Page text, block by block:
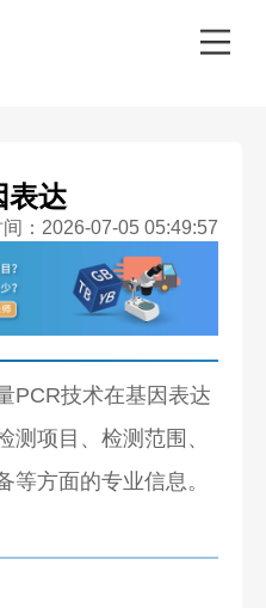
表达
：2026-07-05 05:49:57
PCR技术在基因表达
测项目、检测范围、
等方面的专业信息。